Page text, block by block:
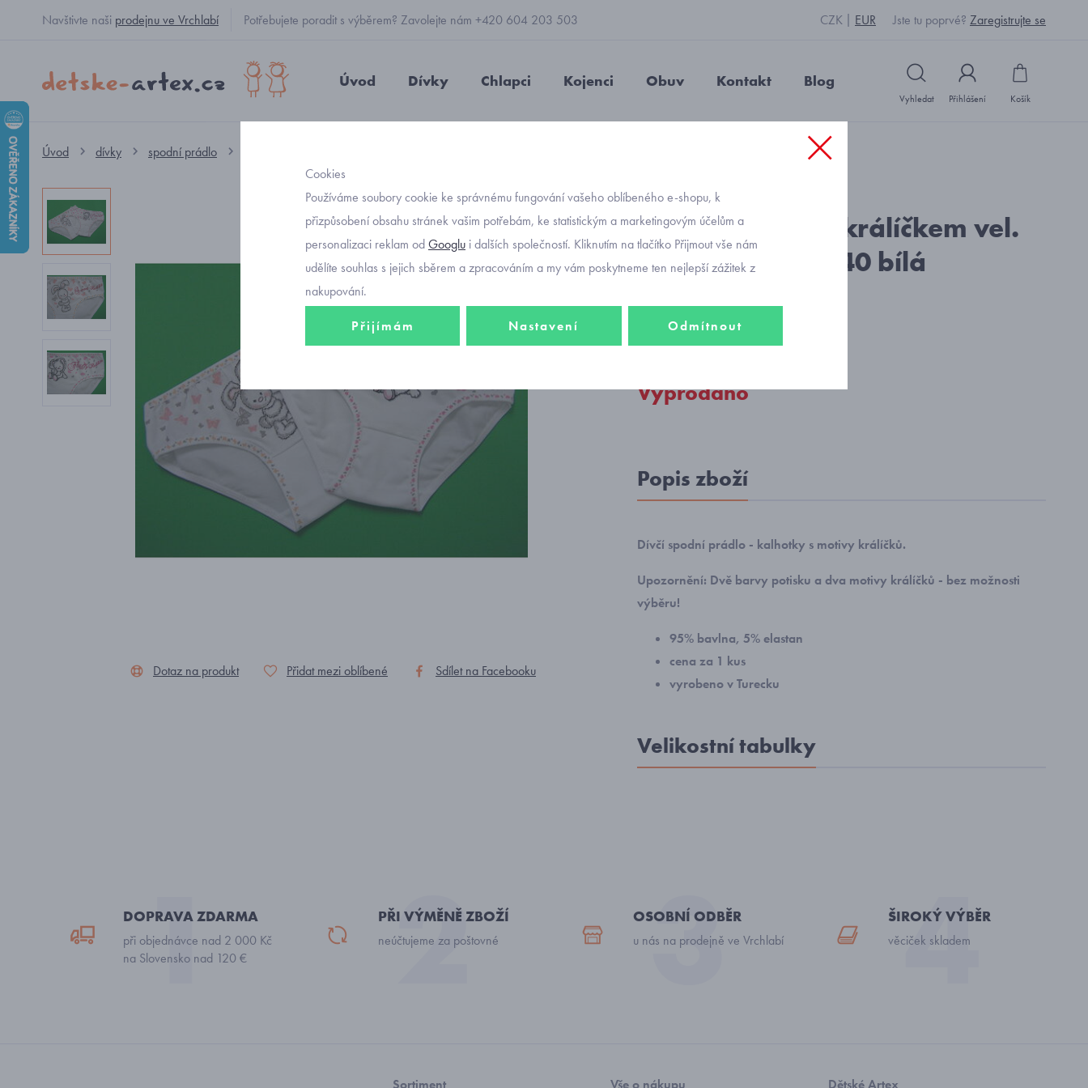
Navštivte naši prodejnu ve Vrchlabí Potřebujete poradit s výběrem? Zavolejte nám +420 604 203 503 CZK EUR Jste tu poprvé? Zaregistrujte se
Úvod Dívky Chlapci Kojenci Obuv Kontakt Blog
Vyhledat Přihlášení Košík
Úvod dívky spodní prádlo
Dotaz na produkt Přidat mezi oblíbené Sdílet na Facebooku
Objednávací kód: H1981_bílá
dívčí kalhotky s králíčkem vel.
98-104 až 134-140 bílá
46 Kč
Vyprodáno
Popis zboží
Dívčí spodní prádlo - kalhotky s motivy králíčků.
Upozornění: Dvě barvy potisku a dva motivy králíčků - bez možnosti
výběru!
95% bavlna, 5% elastan
cena za 1 kus
vyrobeno v Turecku
Velikostní tabulky
DOPRAVA ZDARMA
při objednávce nad 2 000 Kč
na Slovensko nad 120 €
PŘI VÝMĚNĚ ZBOŽÍ
neúčtujeme za poštovné
OSOBNÍ ODBĚR
u nás na prodejně ve Vrchlabí
ŠIROKÝ VÝBĚR
věciček skladem
Sortiment Vše o nákupu Dětské Artex
Cookies
Používáme soubory cookie ke správnému fungování vašeho oblíbeného e-shopu, k
přizpůsobení obsahu stránek vašim potřebám, ke statistickým a marketingovým účelům a
personalizaci reklam odGooglu i dalších společností. Kliknutím na tlačítko Přijmout vše nám
udělíte souhlas s jejich sběrem a zpracováním a my vám poskytneme ten nejlepší zážitek z
nakupování.
Přijímám Nastavení Odmítnout